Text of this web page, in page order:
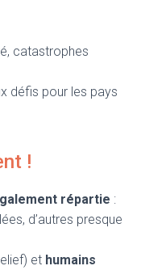
catastrophes
défis pour les pays
!
répartie :
d’autres presque
et humains